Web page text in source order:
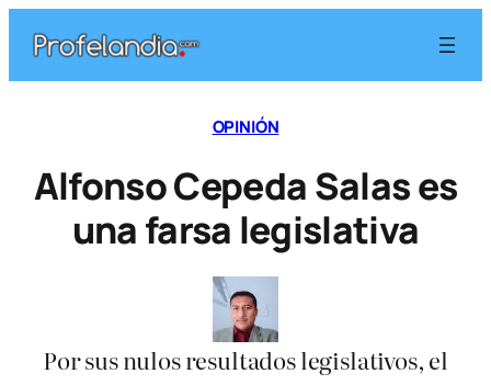
contenido
OPINIÓN
Alfonso Cepeda Salas es
una farsa legislativa
Por sus nulos resultados legislativos, el